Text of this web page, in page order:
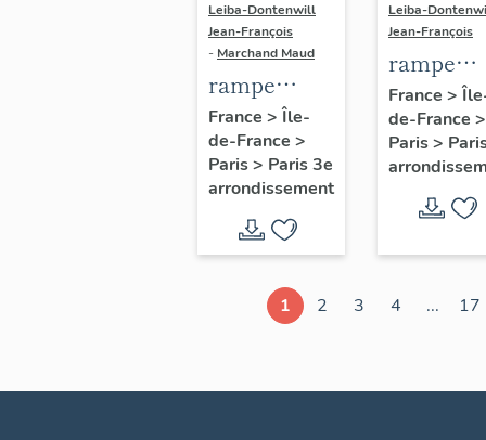
Leiba-Dontenwill
Jean-François
- Marchand Maud
rampe
d'appui,
escalier de
la maison à
cochère
(non étudié)
France > Île-
de-France >
Paris> Paris 3e
arrondissement
Leiba-
Jean-François
rampe
d'appui,
escalier
la
cochère
(non
France >
de-France >
Paris>
1 2 3 4 ... 17